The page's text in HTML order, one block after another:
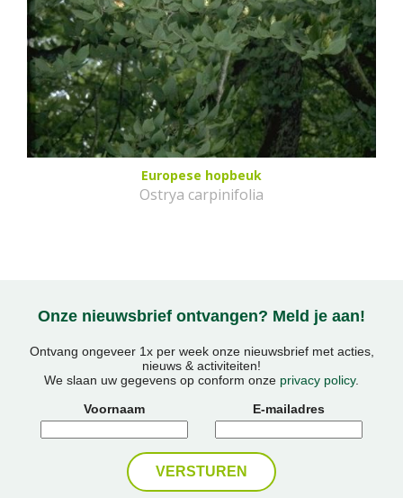
Europese hopbeuk
Ostrya carpinifolia
Onze nieuwsbrief ontvangen? Meld je aan!
Ontvang ongeveer 1x per week onze nieuwsbrief met acties,
nieuws & activiteiten!
We slaan uw gegevens op conform onze privacy policy.
Voornaam
E-mailadres